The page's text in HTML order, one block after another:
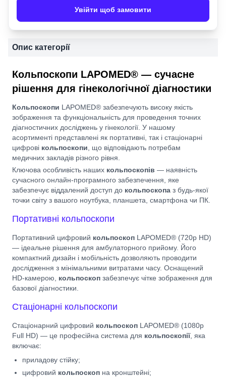
Увійти щоб замовити
Опис категорії
Кольпоскопи LAPOMED® — сучасне
рішення для гінекологічної діагностики
Кольпоскопи LAPOMED® забезпечують високу якість
зображення та функціональність для проведення точних
діагностичних досліджень у гінекології. У нашому
асортименті представлені як портативні, так і стаціонарні
цифрові кольпоскопи , що відповідають потребам
медичних закладів різного рівня.
Ключова особливість наших кольпоскопів — наявність
сучасного онлайн-програмного забезпечення, яке
забезпечує віддалений доступ до кольпоскопа з будь-якої
точки світу з вашого ноутбука, планшета, смартфона чи ПК.
Портативні кольпоскопи
Портативний цифровий кольпоскоп LAPOMED® (720p HD)
— ідеальне рішення для амбулаторного прийому. Його
компактний дизайн і мобільність дозволяють проводити
дослідження з мінімальними витратами часу. Оснащений
HD-камерою, кольпоскоп забезпечує чітке зображення для
базової діагностики.
Стаціонарні кольпоскопи
Стаціонарний цифровий кольпоскоп LAPOMED® (1080p
Full HD) — це професійна система для кольпоскопії, яка
включає:
приладову стійку;
цифровий кольпоскоп на кронштейні;